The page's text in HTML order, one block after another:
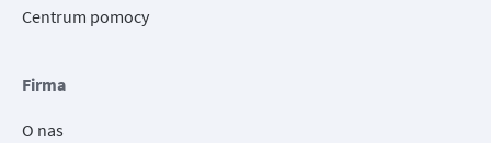
Centrum pomocy
Firma
O nas